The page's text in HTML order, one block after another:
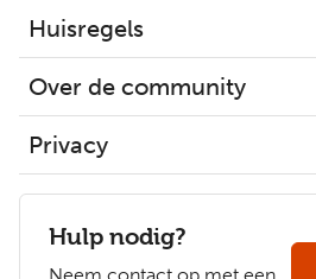
Huisregels
Over de community
Privacy
Hulp nodig?
Neem contact op met een